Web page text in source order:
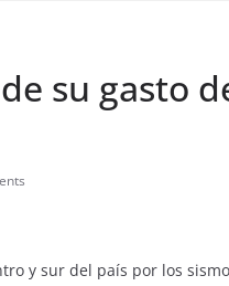
su gasto
y sur del país por los